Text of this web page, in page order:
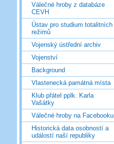
Válečné hroby z databáze
CEVH
Ústav pro studium totalitních
režimů
Vojenský ústřední archiv
Vojenství
Background
Vlastenecká památná místa
Klub přátel pplk. Karla
Vašátky
Válečné hroby na Facebooku
Historická data osobností a
událostí naší republiky